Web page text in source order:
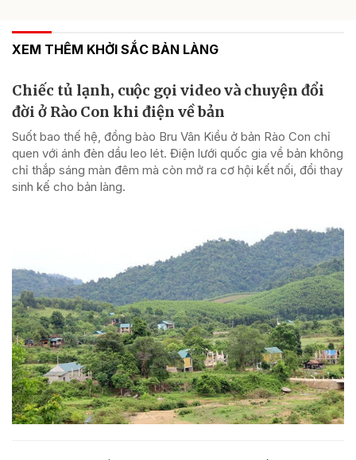
XEM THÊM KHỞI SẮC BẢN LÀNG
Chiếc tủ lạnh, cuộc gọi video và chuyện đổi
đời ở Rào Con khi điện về bản
Suốt bao thế hệ, đồng bào Bru Vân Kiều ở bản Rào Con chỉ
quen với ánh đèn dầu leo lét. Điện lưới quốc gia về bản không
chỉ thắp sáng màn đêm mà còn mở ra cơ hội kết nối, đổi thay
sinh kế cho bản làng.